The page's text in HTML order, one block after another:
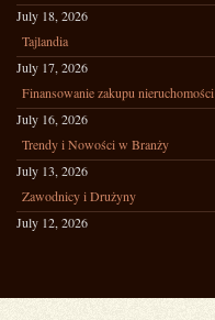
July 18, 2026
Tajlandia
July 17, 2026
Finansowanie zakupu nieruchomości
July 16, 2026
Trendy i Nowości w Branży
July 13, 2026
Zawodnicy i Drużyny
July 12, 2026